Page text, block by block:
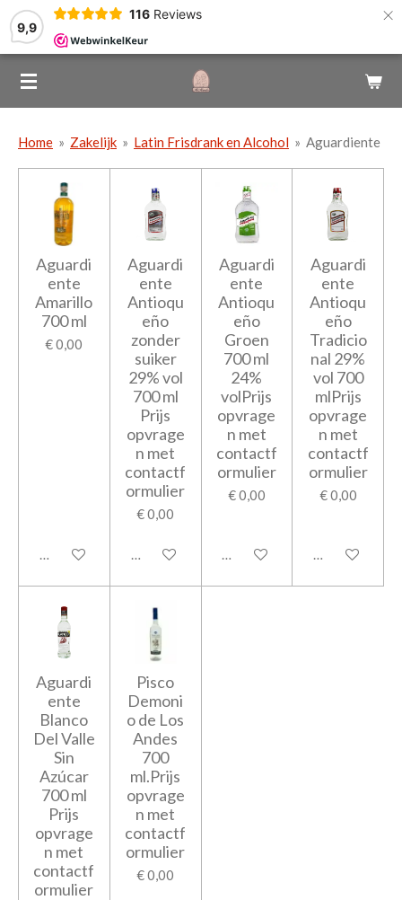
9,9
116 Reviews ×
Home » Zakelijk » Latin Frisdrank en Alcohol » Aguardiente
Aguardi
ente
Amarillo
700 ml
€ 0,00
In winkelwagen
Aguardi
ente
Antioqu
eño
zonder
suiker
29% vol
700 ml
Prijs
opvrage
n met
contactf
ormulier
€ 0,00
In winkelwagen
Aguardi
ente
Antioqu
eño
Groen
700 ml
24%
volPrijs
opvrage
n met
contactf
ormulier
€ 0,00
In winkelwagen
Aguardi
ente
Antioqu
eño
Tradicio
nal 29%
vol 700
mlPrijs
opvrage
n met
contactf
ormulier
€ 0,00
In
Aguardi
ente
Blanco
Del Valle
Sin
Azúcar
700 ml
Prijs
opvrage
n met
contactf
ormulier
Pisco
Demoni
o de Los
Andes
700
ml.Prijs
opvrage
n met
contactf
ormulier
€ 0,00